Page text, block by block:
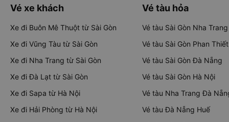
Vé xe khách
Xe đi Buôn Mê Thuột từ Sài Gòn
Xe đi Vũng Tàu từ Sài Gòn
Xe đi Nha Trang từ Sài Gòn
Xe đi Đà Lạt từ Sài Gòn
Xe đi Sapa từ Hà Nội
Xe đi Hải Phòng từ Hà Nội
Vé tàu hỏa
Vé tàu Sài Gòn Nha Trang
Vé tàu Sài Gòn Phan Thiết
Vé tàu Sài Gòn Đà Nẵng
Vé tàu Sài Gòn Hà Nội
Vé tàu Nha Trang Đà
Vé tàu Đà Nẵng Huế